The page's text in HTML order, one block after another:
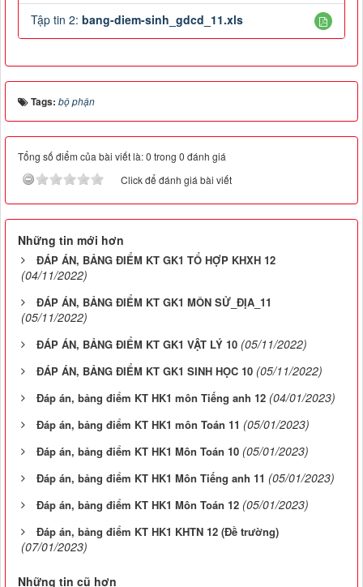
Tập tin 2: bang-diem-sinh_gdcd_11.xls
Tags: bộ phận
Tổng số điểm của bài viết là: 0 trong 0 đánh giá
Click để đánh giá bài viết
Những tin mới hơn
ĐÁP ÁN, BẢNG ĐIỂM KT GK1 TỔ HỢP KHXH 12
(04/11/2022)
ĐÁP ÁN, BẢNG ĐIỂM KT GK1 MÔN SỬ_ĐỊA_11
(05/11/2022)
ĐÁP ÁN, BẢNG ĐIỂM KT GK1 VẬT LÝ 10 (05/11/2022)
ĐÁP ÁN, BẢNG ĐIỂM KT GK1 SINH HỌC 10 (05/11/2022)
Đáp án, bảng điểm KT HK1 môn Tiếng anh 12 (04/01/2023)
Đáp án, bảng điểm KT HK1 môn Toán 11 (05/01/2023)
Đáp án, bảng điểm KT HK1 Môn Toán 10 (05/01/2023)
Đáp án, bảng điểm KT HK1 Môn Tiếng anh 11 (05/01/2023)
Đáp án, bảng điểm KT HK1 Môn Toán 12 (05/01/2023)
Đáp án, bảng điểm KT HK1 KHTN 12 (Đề trường)
(07/01/2023)
Những tin cũ hơn